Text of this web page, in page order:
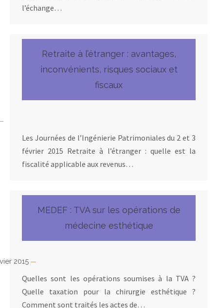
l’échange…
Retraite à l’étranger : avantages,
inconvénients, risques sociaux et
fiscaux
Les Journées de l’Ingénierie Patrimoniales du 2 et 3
février 2015 Retraite à l’étranger : quelle est la
fiscalité applicable aux revenus…
MEDEF : TVA sur les opérations de
médecine esthétique
2015
Quelles sont les opérations soumises à la TVA ?
Quelle taxation pour la chirurgie esthétique ?
Comment sont traités les actes de…